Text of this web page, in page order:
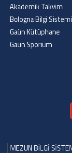
Akademik Takvim
Bologna Bilgi Sistemi
Gaün Kütüphane
Gaün Sporium
MEZUN BİLGİ